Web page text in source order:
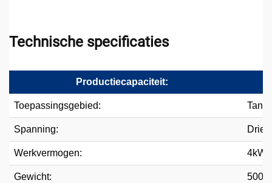
Technische specificaties
Productiecapaciteit:
Toepassingsgebied:
Spanning:
Werkvermogen: 4kW
Gewicht: